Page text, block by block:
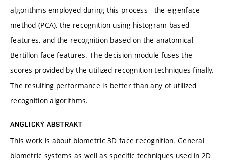
algorithms employed during this process - the eigenface
method (PCA), the recognition using histogram-based
features, and the recognition based on the anatomical-
Bertillon face features. The decision module fuses the
scores provided by the utilized recognition techniques finally.
The resulting performance is better than any of utilized
recognition algorithms.
ANGLICKÝ ABSTRAKT
This work is about biometric 3D face recognition. General
biometric systems as well as specific techniques used in 2D